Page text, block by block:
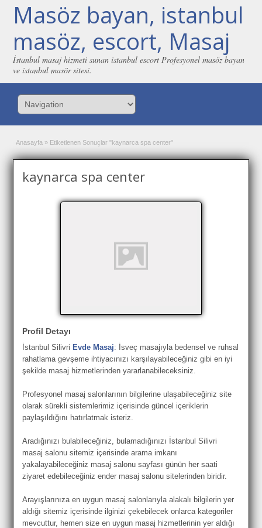
Masöz bayan, istanbul
masöz, escort, Masaj
İstanbul masaj hizmeti sunan istanbul escort Profesyonel masöz bayan
ve istanbul masör sitesi.
Anasayfa » Etiketlenen Sonuçlar "kaynarca spa center"
kaynarca spa center
Profil Detayı
İstanbul SilivriEvde Masaj: İsveç masajıyla bedensel ve ruhsal
rahatlama gevşeme ihtiyacınızı karşılayabileceğiniz gibi en iyi
şekilde masaj hizmetlerinden yararlanabileceksiniz.
Profesyonel masaj salonlarının bilgilerine ulaşabileceğiniz site
olarak sürekli sistemlerimiz içerisinde güncel içeriklerin
paylaşıldığını hatırlatmak isteriz.
Aradığınızı bulabileceğiniz, bulamadığınızı İstanbul Silivri
masaj salonu sitemiz içerisinde arama imkanı
yakalayabileceğiniz masaj salonu sayfası günün her saati
ziyaret edebileceğiniz ender masaj salonu sitelerinden biridir.
Arayışlarınıza en uygun masaj salonlarıyla alakalı bilgilerin yer
aldığı sitemiz içerisinde ilginizi çekebilecek onlarca kategoriler
mevcuttur, hemen size en uygun masaj hizmetlerinin yer aldığı